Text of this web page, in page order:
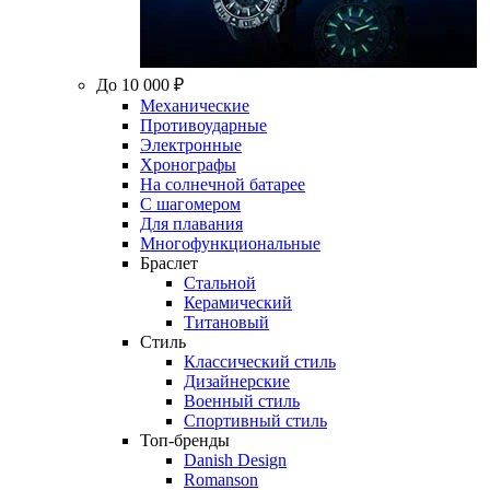
До 10 000 ₽
Механические
Противоударные
Электронные
Хронографы
На солнечной батарее
С шагомером
Для плавания
Многофункциональные
Браслет
Стальной
Керамический
Титановый
Стиль
Классический стиль
Дизайнерские
Военный стиль
Спортивный стиль
Топ-бренды
Danish Design
Romanson